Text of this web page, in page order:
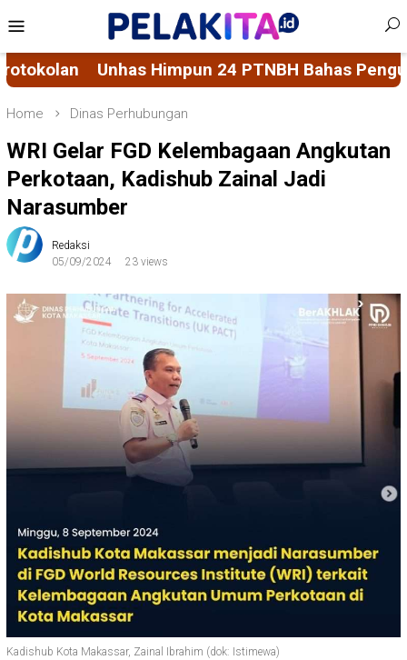
to
content
Menu
Bahas Penguatan Sistem Penjaminan Mutu
Home Dinas Perhubungan
WRI Gelar FGD Kelembagaan Angkutan
Perkotaan, Kadishub Zainal Jadi
Narasumber
Redaksi
05/09/2024
23 views
Kadishub Kota Makassar, Zainal Ibrahim (dok: Istimewa)